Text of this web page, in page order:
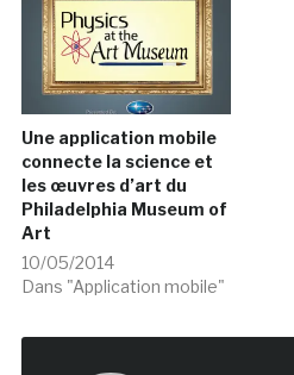
Une application mobile
connecte la science et
les œuvres d’art du
Philadelphia Museum of
Art
10/05/2014
Dans "Application mobile"